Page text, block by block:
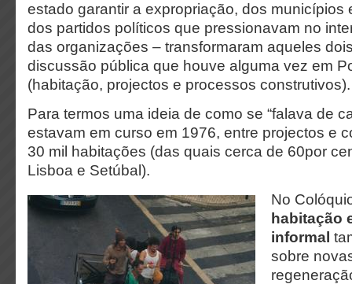
estado garantir a expropriação, dos municípios
dos partidos políticos que pressionavam no
das organizações – transformaram aqueles
discussão pública que houve alguma vez em
(habitação, projectos e processos construtivos).
Para termos uma ideia de como se “falava de
estavam em curso em 1976, entre projectos e
30 mil habitações (das quais cerca de 60por
Lisboa e Setúbal).
No
habitação
informal
sobre